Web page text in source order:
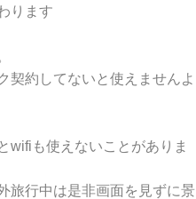
ります
契約してないと使えませんよ
wifiも使えないことがありま
旅行中は是非画面を見ずに景